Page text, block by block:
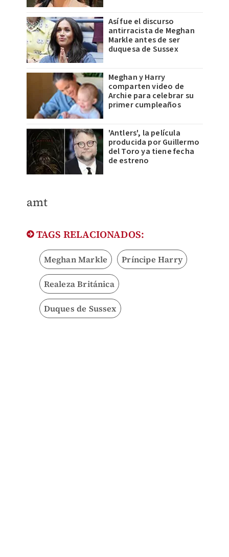
Así fue el discurso
antirracista de Meghan
Markle antes de ser
duquesa de Sussex
Meghan y Harry
comparten video de
Archie para celebrar su
primer cumpleaños
'Antlers', la película
producida por Guillermo
del Toro ya tiene fecha
de estreno
amt
TAGS RELACIONADOS:
Meghan Markle Príncipe Harry
Realeza Británica
Duques de Sussex